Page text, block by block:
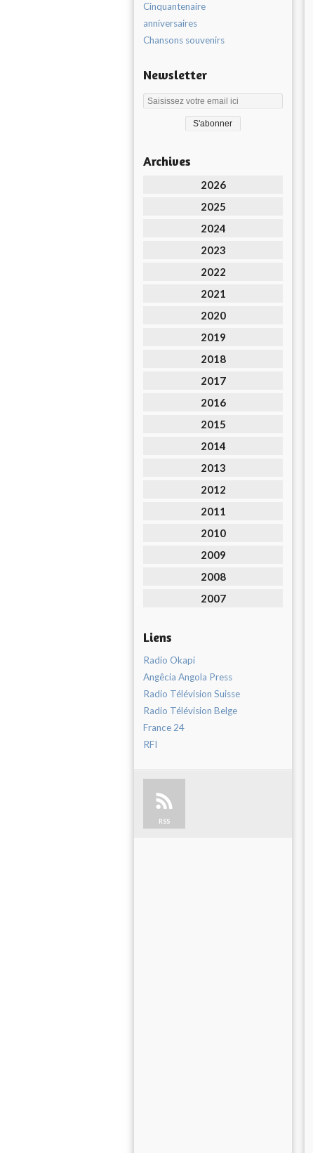
Cinquantenaire
anniversaires
Chansons souvenirs
Newsletter
Archives
2026
2025
2024
2023
2022
2021
2020
2019
2018
2017
2016
2015
2014
2013
2012
2011
2010
2009
2008
2007
Liens
Radio Okapi
Angêcia Angola Press
Radio Télévision Suisse
Radio Télévision Belge
France 24
RFI
RSS